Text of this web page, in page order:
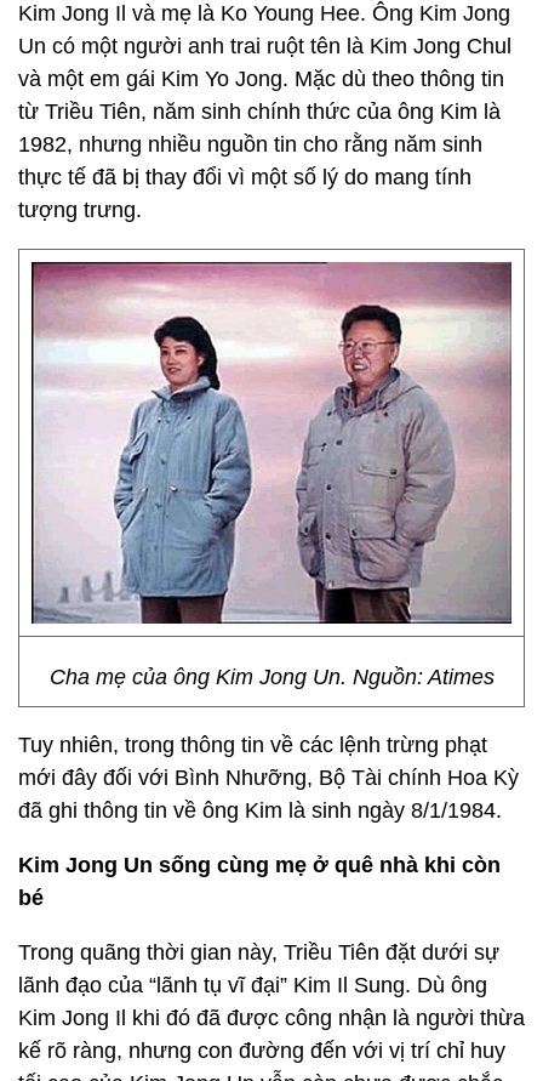
Kim Jong Il và mẹ là Ko Young Hee. Ông Kim Jong
Un có một người anh trai ruột tên là Kim Jong Chul
và một em gái Kim Yo Jong. Mặc dù theo thông tin
từ Triều Tiên, năm sinh chính thức của ông Kim là
1982, nhưng nhiều nguồn tin cho rằng năm sinh
thực tế đã bị thay đổi vì một số lý do mang tính
tượng trưng.
Cha mẹ của ông Kim Jong Un. Nguồn: Atimes
Tuy nhiên, trong thông tin về các lệnh trừng phạt
mới đây đối với Bình Nhưỡng, Bộ Tài chính Hoa Kỳ
đã ghi thông tin về ông Kim là sinh ngày 8/1/1984.
Kim Jong Un sống cùng mẹ ở quê nhà khi còn
bé
Trong quãng thời gian này, Triều Tiên đặt dưới sự
lãnh đạo của “lãnh tụ vĩ đại” Kim Il Sung. Dù ông
Kim Jong Il khi đó đã được công nhận là người thừa
kế rõ ràng, nhưng con đường đến với vị trí chỉ huy